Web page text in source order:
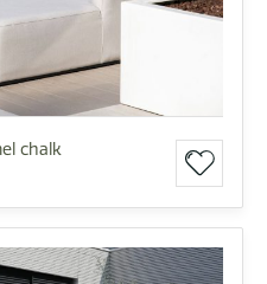
chalk